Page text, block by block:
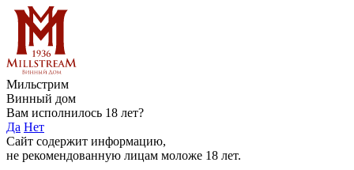
Мильстрим
Винный дом
Вам исполнилось 18 лет?
Да Нет
Сайт содержит информацию,
не рекомендованную лицам моложе 18 лет.